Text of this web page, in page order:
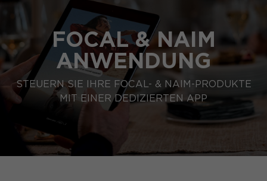
FOCAL & NAIM
ANWENDUNG
STEUERN SIE IHRE FOCAL- & NAIM-PRODUKTE
MIT EINER DEDIZIERTEN APP